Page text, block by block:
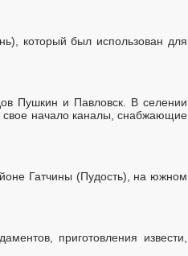
который был использован для
Пушкин и Павловск. В селении
свое начало каналы, снабжающие
Гатчины (Пудость), на южном
приготовления извести,